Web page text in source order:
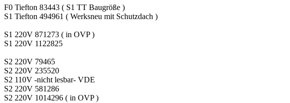
F0 Tiefton 83443 ( S1 TT Baugröße )
S1 Tiefton 494961 ( Werksneu mit Schutzdach )
S1 220V 871273 ( in OVP )
S1 220V 1122825
S2 220V 79465
S2 220V 235520
S2 110V -nicht lesbar- VDE
S2 220V 581286
S2 220V 1014296 ( in OVP )